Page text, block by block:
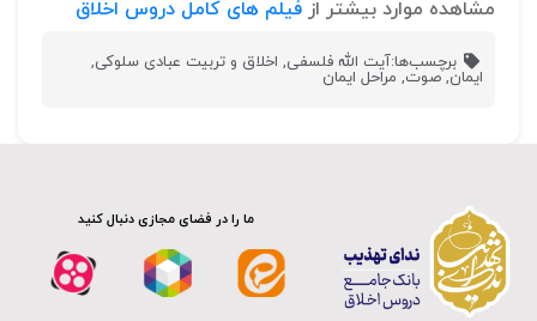
مشاهده موارد بیشتر از فیلم های کامل دروس اخلاق
برچسب‌ها:آیت الله فلسفی, اخلاق و تربیت عبادی سلوکی,
ایمان,صوت, مراحل ایمان
ما را در فضای مجازی دنبال کنید